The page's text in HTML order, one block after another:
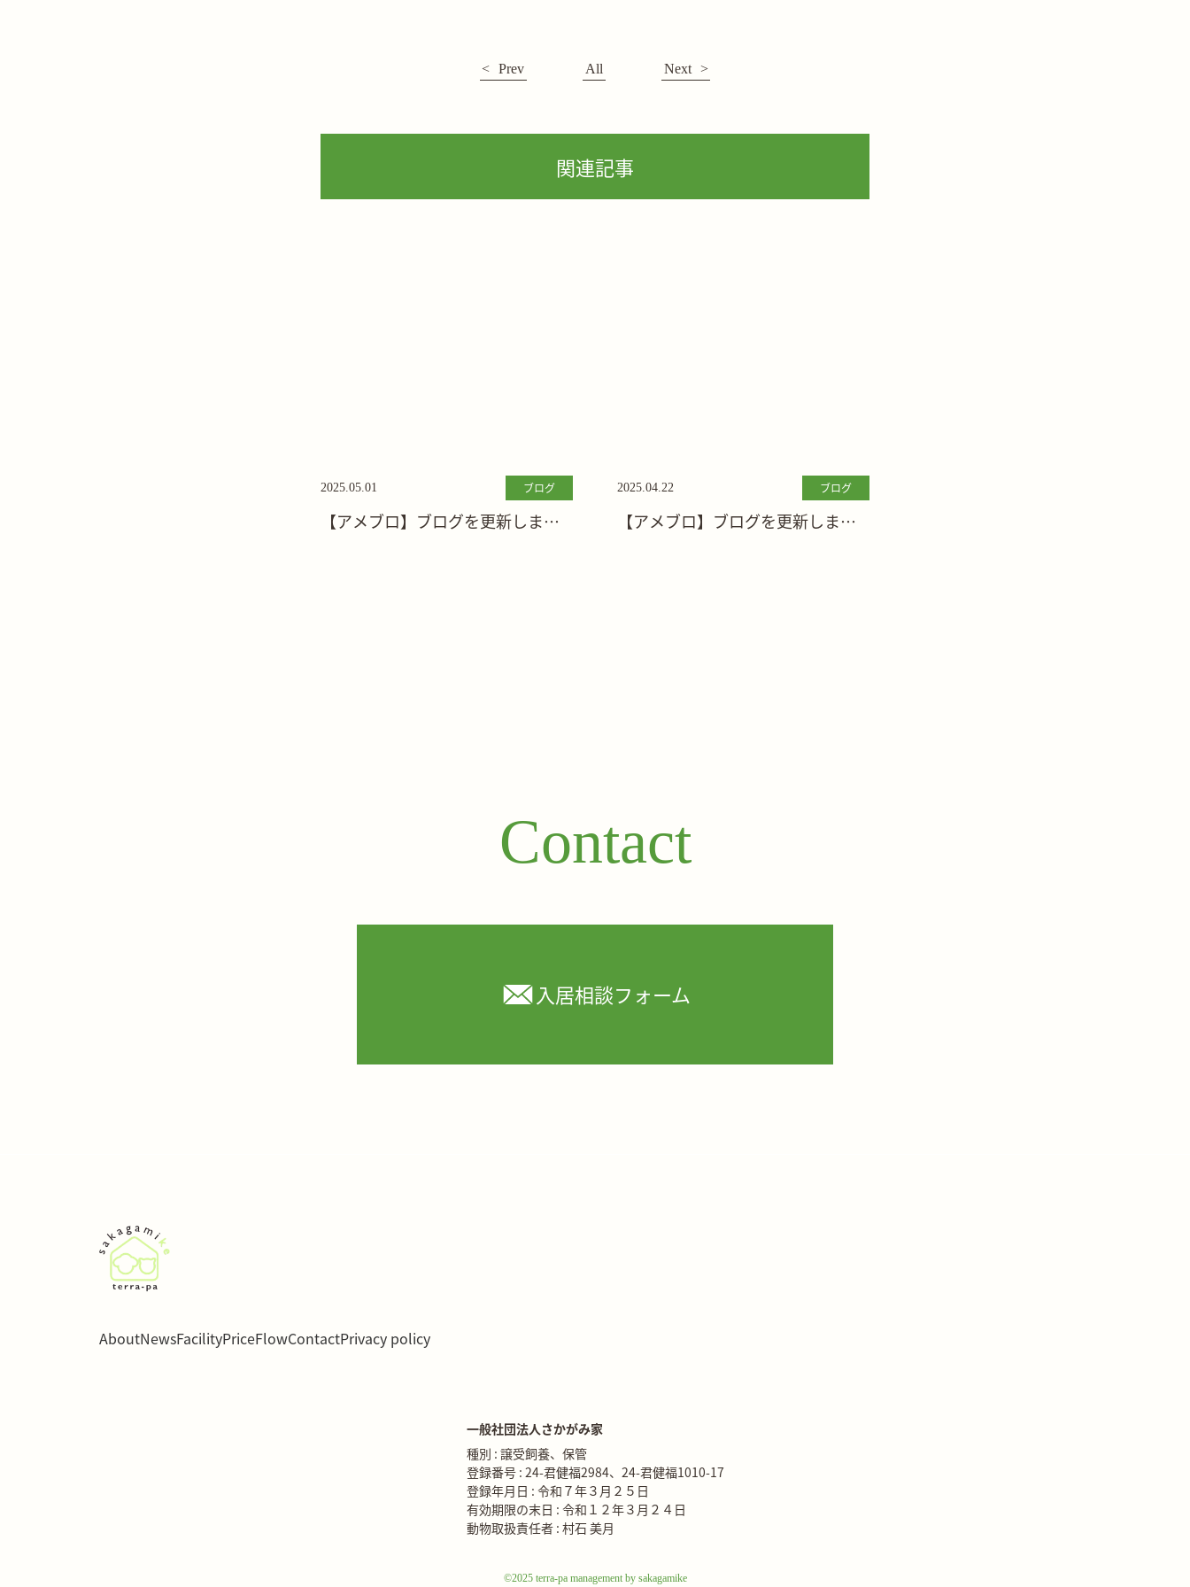
Prev All Next
関連記事
2025.05.01 ブログ
【アメブロ】ブログを更新しまし
2025.04.22 ブログ
【アメブロ】ブログを更新しまし
Contact
入居相談フォーム
AboutNewsFacilityPriceFlowContactPrivacy policy
一般社団法人さかがみ家
種別 : 譲受飼養、保管
登録番号 : 24-君健福2984、24-君健福1010-17
登録年月日 : 令和７年３月２５日
有効期限の末日 : 令和１２年３月２４日
動物取扱責任者 : 村石 美月
©2025 terra-pa management by sakagamike